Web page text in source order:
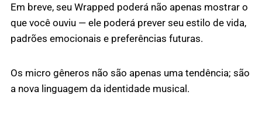
Em breve, seu Wrapped poderá não apenas mostrar o
que você ouviu — ele poderá prever seu estilo de vida,
padrões emocionais e preferências futuras.
Os micro gêneros não são apenas uma tendência; são
a nova linguagem da identidade musical.